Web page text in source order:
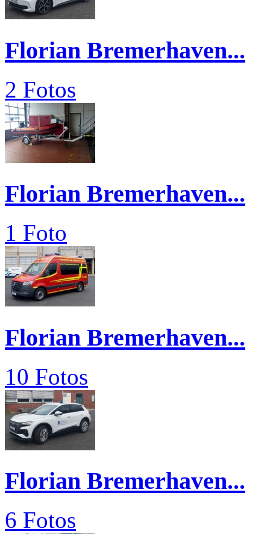
Florian Bremerhaven...
2 Fotos
Florian Bremerhaven...
1 Foto
Florian Bremerhaven...
10 Fotos
Florian Bremerhaven...
6 Fotos